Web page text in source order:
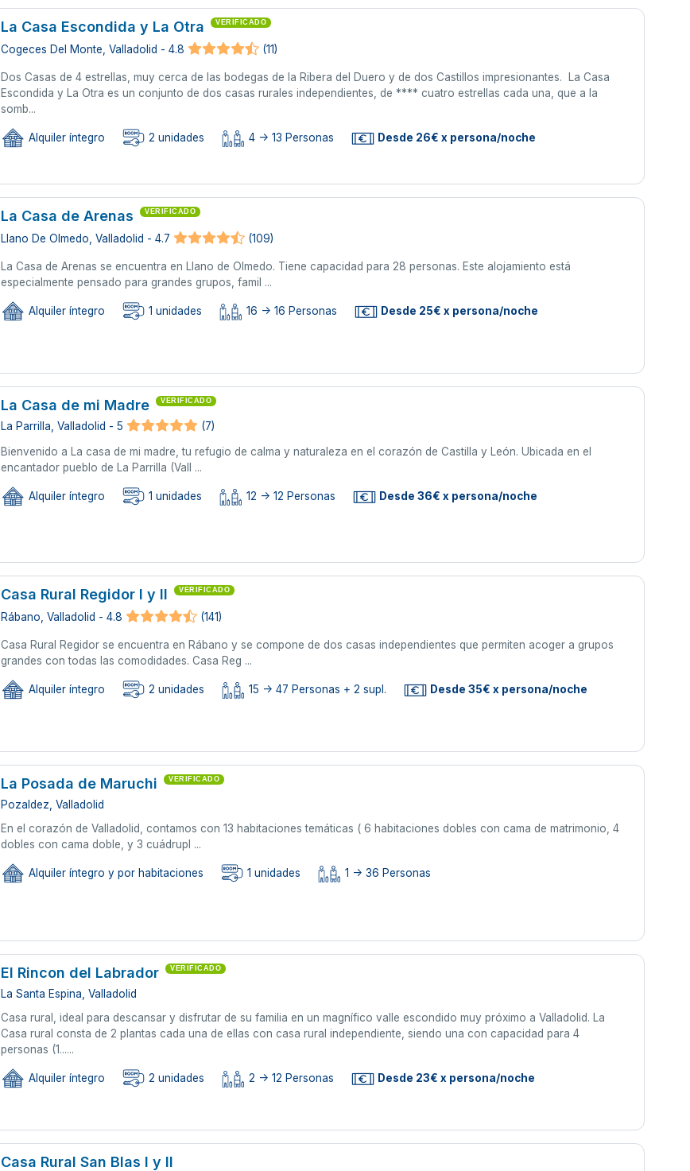
La Casa Escondida y La Otra VERIFICADO
Cogeces Del Monte, Valladolid - 4.8 (11)
Dos Casas de 4 estrellas, muy cerca de las bodegas de la Ribera del Duero y de dos Castillos impresionantes. La Casa
Escondida y La Otra es un conjunto de dos casas rurales independientes, de **** cuatro estrellas cada una, que a la
somb...
Alquiler íntegro 2 unidades 4 -> 13 Personas Desde 26€ x persona/noche
La Casa de Arenas VERIFICADO
Llano De Olmedo, Valladolid - 4.7 (109)
La Casa de Arenas se encuentra en Llano de Olmedo. Tiene capacidad para 28 personas. Este alojamiento está
especialmente pensado para grandes grupos, famil ...
Alquiler íntegro 1 unidades 16 -> 16 Personas Desde 25€ x persona/noche
La Casa de mi Madre VERIFICADO
La Parrilla, Valladolid - 5 (7)
Bienvenido a La casa de mi madre, tu refugio de calma y naturaleza en el corazón de Castilla y León. Ubicada en el
encantador pueblo de La Parrilla (Vall ...
Alquiler íntegro 1 unidades 12 -> 12 Personas Desde 36€ x persona/noche
Casa Rural Regidor I y II VERIFICADO
Rábano, Valladolid - 4.8 (141)
Casa Rural Regidor se encuentra en Rábano y se compone de dos casas independientes que permiten acoger a grupos
grandes con todas las comodidades. Casa Reg ...
Alquiler íntegro 2 unidades 15 -> 47 Personas + 2 supl. Desde 35€ x persona/noche
La Posada de Maruchi VERIFICADO
Pozaldez, Valladolid
En el corazón de Valladolid, contamos con 13 habitaciones temáticas ( 6 habitaciones dobles con cama de matrimonio, 4
dobles con cama doble, y 3 cuádrupl ...
Alquiler íntegro y por habitaciones 1 unidades 1 -> 36 Personas
El Rincon del Labrador VERIFICADO
La Santa Espina, Valladolid
Casa rural, ideal para descansar y disfrutar de su familia en un magnífico valle escondido muy próximo a Valladolid. La
Casa rural consta de 2 plantas cada una de ellas con casa rural independiente, siendo una con capacidad para 4
personas (1......
Alquiler íntegro 2 unidades 2 -> 12 Personas Desde 23€ x persona/noche
Casa Rural San Blas I y II